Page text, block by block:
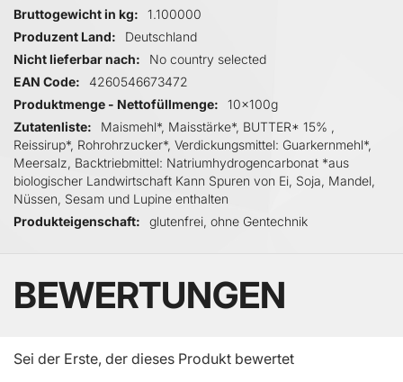
Bruttogewicht in kg
1.100000
Produzent Land
Deutschland
Nicht lieferbar nach
No country selected
EAN Code
4260546673472
Produktmenge - Nettofüllmenge
10x100g
Zutatenliste
Maismehl*, Maisstärke*, BUTTER* 15% ,
Reissirup*, Rohrohrzucker*, Verdickungsmittel: Guarkernmehl*,
Meersalz, Backtriebmittel: Natriumhydrogencarbonat *aus
biologischer Landwirtschaft Kann Spuren von Ei, Soja, Mandel,
Nüssen, Sesam und Lupine enthalten
Produkteigenschaft
glutenfrei, ohne Gentechnik
BEWERTUNGEN
Sei der Erste, der dieses Produkt bewertet